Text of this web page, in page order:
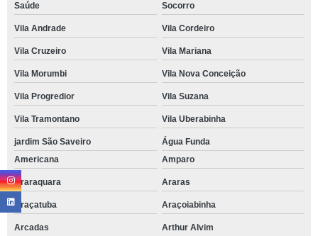
Saúde Socorro
Vila Andrade Vila Cordeiro
Vila Cruzeiro Vila Mariana
Vila Morumbi Vila Nova Conceição
Vila Progredior Vila Suzana
Vila Tramontano Vila Uberabinha
jardim São Saveiro
Água Funda
Americana
Amparo
Araraquara Araras
Araçatuba Araçoiabinha
Arcadas Arthur Alvim